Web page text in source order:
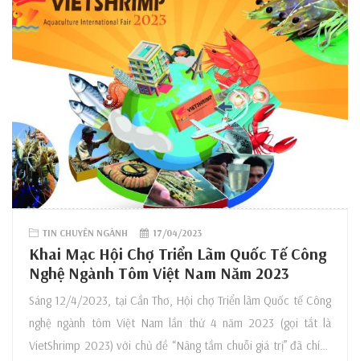
TIN CHUYÊN NGÀNH 17/04/2023
Khai Mạc Hội Chợ Triển Lãm Quốc Tế Công
Nghệ Ngành Tôm Việt Nam Năm 2023
Sáng 12/4/2023, tại Cần Thơ, Hội chợ Triển lãm Quốc tế Công
nghệ ngành tôm Việt Nam lần thứ 4 năm 2023 (gọi tắt là
VietShrimp 2023) với chủ đề “Nâng tầm chuỗi giá trị” đã chính